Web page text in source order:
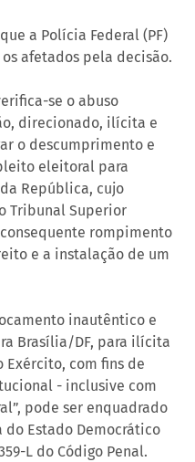
a Polícia Federal (PF)
afetados pela decisão.
se o abuso
direcionado, ilícita e
o descumprimento e
eleitoral para
República, cujo
Tribunal Superior
rompimento
e a instalação de um
inautêntico e
Brasília/DF, para ilícita
Exército, com fins de
- inclusive com
pode ser enquadrado
Estado Democrático
L do Código Penal.